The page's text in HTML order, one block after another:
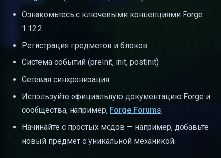
Ознакомьтесь с ключевыми концепциями Forge
1.12.2:
Регистрация предметов и блоков
Система событий (preInit, init, postInit)
Сетевая синхронизация
Используйте официальную документацию Forge и
сообщества, например, Forge Forums.
Начинайте с простых модов — например, добавьте
новый предмет с уникальной механикой.